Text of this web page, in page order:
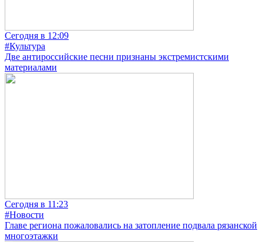
Сегодня в 12:09
#Культура
Две антироссийские песни признаны экстремистскими
материалами
Сегодня в 11:23
#Новости
Главе региона пожаловались на затопление подвала рязанской
многоэтажки